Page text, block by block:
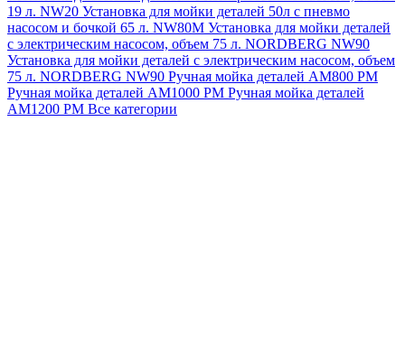
19 л. NW20 Установка для мойки деталей 50л с пневмо
насосом и бочкой 65 л. NW80M Установка для мойки деталей
с электрическим насосом, объем 75 л. NORDBERG NW90
Установка для мойки деталей с электрическим насосом, объем
75 л. NORDBERG NW90 Ручная мойка деталей АМ800 РМ
Ручная мойка деталей АМ1000 РМ Ручная мойка деталей
АМ1200 РМ Все категории